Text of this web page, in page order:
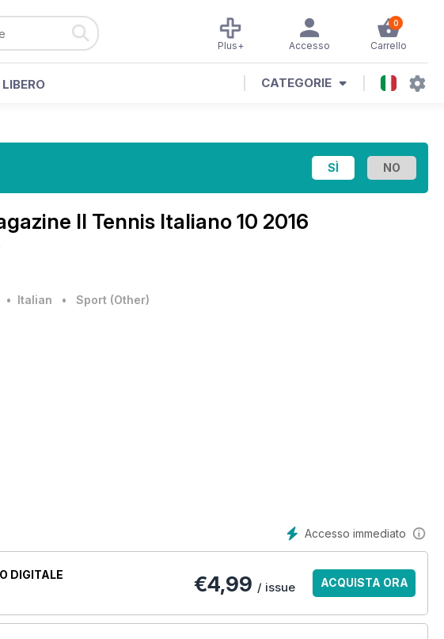
0
Carrello
Accesso
Plus+
CATEGORIE
Il Tennis Italiano 10 2016
• Italian • Sport (Other)
Accesso immediato
DIGITALE
€4,99 / issue ACQUISTA ORA